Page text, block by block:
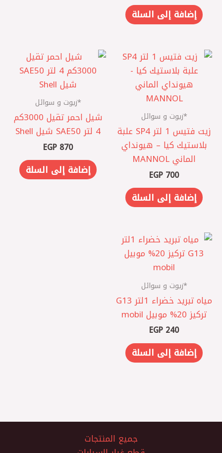
إضافة إلى السلة
*زيوت و سوائل
زيت فتيس 1 لتر SP4 علبة
بلاستيك كيا – هيونداي
الماني MANNOL
EGP 700
إضافة إلى السلة
*زيوت و سوائل
شيل احمر تقيل 3000كم
4 لتر SAE50 شيل Shell
EGP 870
إضافة إلى السلة
*زيوت و سوائل
مياه تبريد خضراء 1لتر G13
تركيز 20% موبيل mobil
EGP 240
إضافة إلى السلة
جميع المنتجات